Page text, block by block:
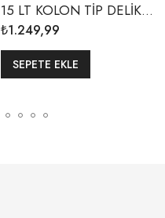
15 LT KOLON TİP DELİKLİ PASLANMAZ ÇÖP KUTUSU
₺1.249,99
SEPETE EKLE